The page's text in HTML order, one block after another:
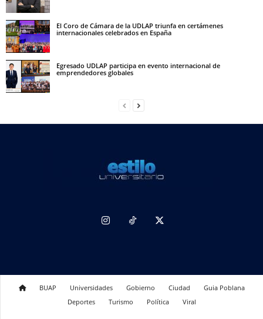
El Coro de Cámara de la UDLAP triunfa en certámenes
internacionales celebrados en España
Egresado UDLAP participa en evento internacional de
emprendedores globales
BUAP Universidades Gobierno Ciudad
Guia Poblana
Deportes
Turismo Política Viral